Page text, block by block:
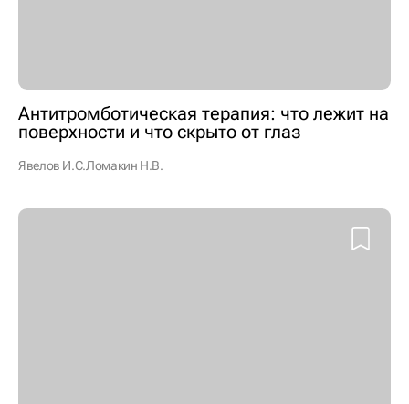
Антитромботическая терапия: что лежит на
поверхности и что скрыто от глаз
Явелов И.С.Ломакин Н.В.